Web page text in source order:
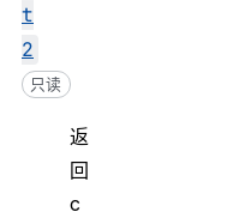
t
2
只读
返
回
c